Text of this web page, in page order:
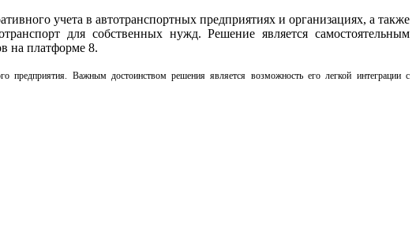
учета в автотранспортных предприятиях и организациях, а также
для собственных нужд. Решение является самостоятельным
на платформе 8.
предприятия. Важным достоинством решения является возможность его легкой интеграции с